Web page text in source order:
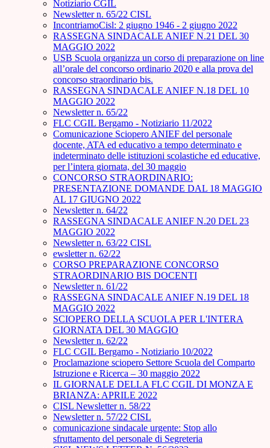
Notiziario CGIL
Newsletter n. 65/22 CISL
IncontriamoCisl: 2 giugno 1946 - 2 giugno 2022
RASSEGNA SINDACALE ANIEF N.21 DEL 30
MAGGIO 2022
USB Scuola organizza un corso di preparazione on line
all’orale del concorso ordinario 2020 e alla prova del
concorso straordinario bis.
RASSEGNA SINDACALE ANIEF N.18 DEL 10
MAGGIO 2022
Newsletter n. 65/22
FLC CGIL Bergamo - Notiziario 11/2022
Comunicazione Sciopero ANIEF del personale
docente, ATA ed educativo a tempo determinato e
indeterminato delle istituzioni scolastiche ed educative,
per l’intera giornata, del 30 maggio
CONCORSO STRAORDINARIO:
PRESENTAZIONE DOMANDE DAL 18 MAGGIO
AL 17 GIUGNO 2022
Newsletter n. 64/22
RASSEGNA SINDACALE ANIEF N.20 DEL 23
MAGGIO 2022
Newsletter n. 63/22 CISL
ewsletter n. 62/22
CORSO PREPARAZIONE CONCORSO
STRAORDINARIO BIS DOCENTI
Newsletter n. 61/22
RASSEGNA SINDACALE ANIEF N.19 DEL 18
MAGGIO 2022
SCIOPERO DELLA SCUOLA PER L'INTERA
GIORNATA DEL 30 MAGGIO
Newsletter n. 62/22
FLC CGIL Bergamo - Notiziario 10/2022
Proclamazione sciopero Settore Scuola del Comparto
Istruzione e Ricerca – 30 maggio 2022
IL GIORNALE DELLA FLC CGIL DI MONZA E
BRIANZA: APRILE 2022
CISL Newsletter n. 58/22
Newsletter n. 57/22 CISL
comunicazione sindacale urgente: Stop allo
sfruttamento del personale di Segreteria